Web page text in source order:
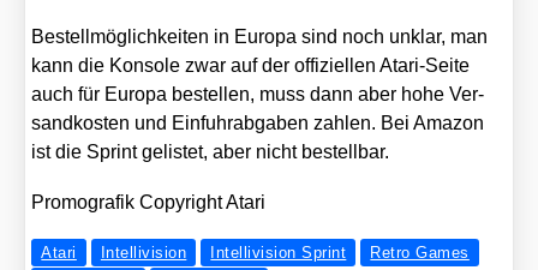
Bestell­mög­lich­kei­ten in Euro­pa sind noch unklar, man
kann die Kon­so­le zwar auf der offi­zi­el­len Ata­ri-Sei­te
auch für Euro­pa bestel­len, muss dann aber hohe Ver­
sand­kos­ten und Ein­fuhr­ab­ga­ben zah­len. Bei Ama­zon
ist die Sprint gelis­tet, aber nicht bestell­bar.
Pro­mo­gra­fik Copy­right Ata­ri
Atari Intellivision Intellivision Sprint
Retro Games